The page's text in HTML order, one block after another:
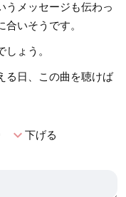
うメッセージも伝わっ
いそうです。
ょう。
る日、この曲を聴けば
expand_more下げる